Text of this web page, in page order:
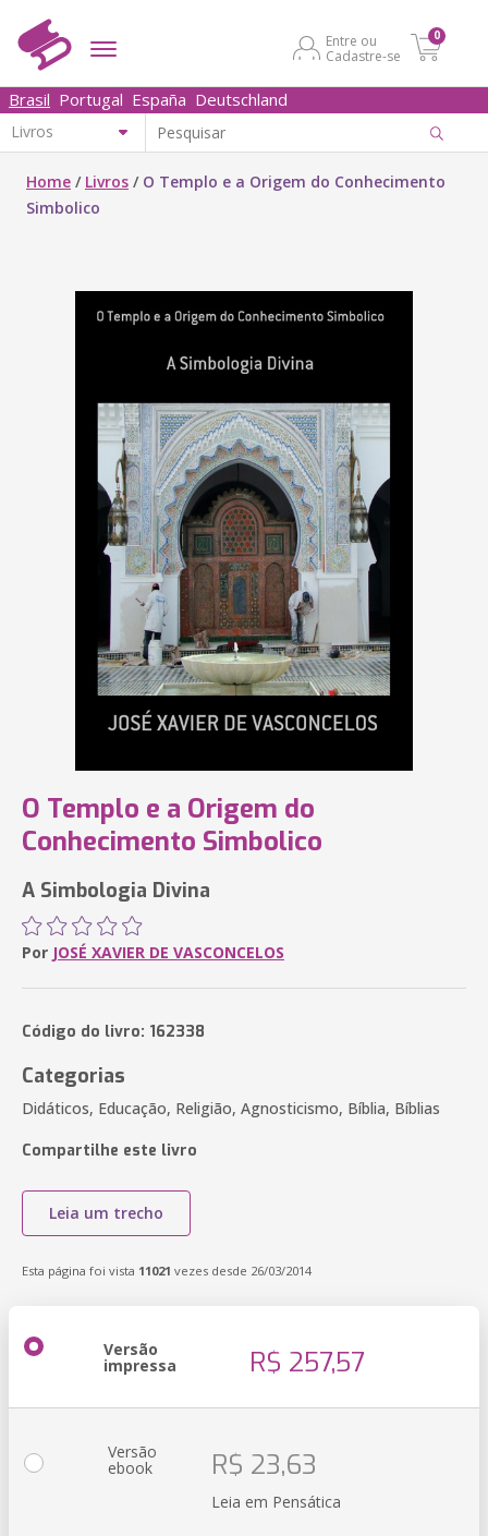
Entre ou
Cadastre-se
0
Brasil Portugal España Deutschland
Home / Livros / O Templo e a Origem do Conhecimento
Simbolico
O Templo e a Origem do
Conhecimento Simbolico
A Simbologia Divina
Por JOSÉ XAVIER DE VASCONCELOS
Código do livro: 162338
Categorias
Didáticos, Educação, Religião, Agnosticismo, Bíblia, Bíblias
Compartilhe este livro
Leia um trecho
Esta página foi vista 11021 vezes desde 26/03/2014
Versão
impressa R$ 257,57
Versão
ebook R$ 23,63
Leia em Pensática